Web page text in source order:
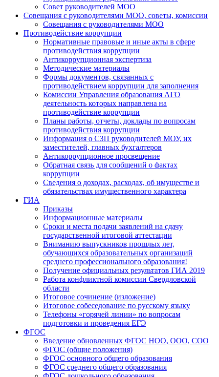
Совет руководителей МОО
Совещания с руководителями МОО, советы, комиссии
Совещания с руководителями МОО
Противодействие коррупции
Нормативные правовые и иные акты в сфере
противодействия коррупции
Антикоррупционная экспертиза
Методические материалы
Формы документов, связанных с
противодействием коррупции для заполнения
Комиссии Управления образования АГО
деятельность которых направлена на
противодействие коррупции
Планы работы, отчеты, доклады по вопросам
противодействия коррупции
Информация о СЗП руководителей МОУ, их
заместителей, главных бухгалтеров
Антикоррупционное просвещение
Обратная связь для сообщений о фактах
коррупции
Сведения о доходах, расходах, об имуществе и
обязательствах имущественного характера
ГИА
Приказы
Информационные материалы
Сроки и места подачи заявлений на сдачу
государственной итоговой аттестации
Вниманию выпускников прошлых лет,
обучающихся образовательных организаций
среднего профессионального образования!
Получение официальных результатов ГИА 2019
Работа конфликтной комиссии Свердловской
области
Итоговое сочинение (изложение)
Итоговое собеседование по русскому языку
Телефоны «горячей линии» по вопросам
подготовки и проведения ЕГЭ
ФГОС
Введение обновленных ФГОС НОО, ООО, СОО
ФГОС (общие положения)
ФГОС основного общего образования
ФГОС среднего общего образования